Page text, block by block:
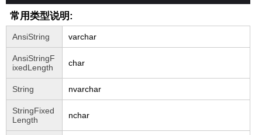
常用类型说明:
AnsiString varchar
AnsiStringF
ixedLength
char
String nvarchar
StringFixed
Length
nchar